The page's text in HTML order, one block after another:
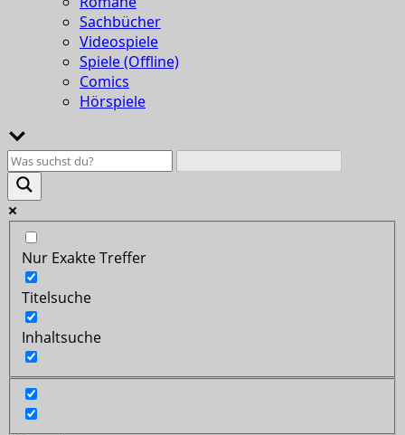
Sachbücher
Videospiele
Spiele (Offline)
Comics
Hörspiele
Nur Exakte Treffer
Titelsuche
Inhaltsuche